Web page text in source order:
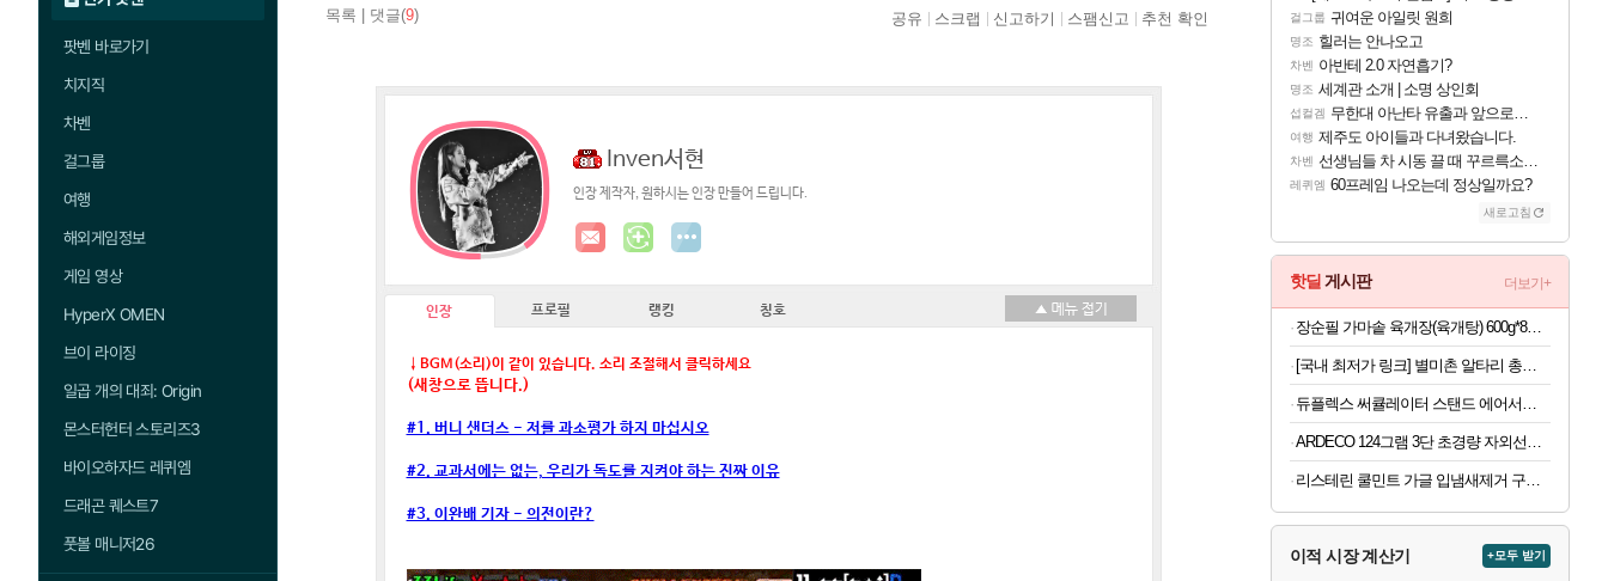
팟벤 바로가기
치지직
차벤
걸그룹
여행
해외게임정보
게임 영상
HyperX OMEN
브이 라이징
일곱 개의 대죄: Origin
몬스터헌터 스토리즈3
바이오하자드 레퀴엠
드래곤 퀘스트7
풋볼 매니저26
목록 댓글(9) 공유 스크랩 신고하기 스팸신고 추천 확인
Inven서현
인장 제작자, 원하시는 인장 만들어 드립니다.
인장 프로필 랭킹 칭호
↓BGM(소리)이 같이 있습니다. 소리 조절해서 클릭하세요
(새창으로 뜹니다.)
#1. 버니 샌더스 - 저를 과소평가 하지 마십시오
#2. 교과서에는 없는, 우리가 독도를 지켜야 하는 진짜 이유
#3. 이완배 기자 - 의전이란?
걸그룹 귀여운 아일릿 원희
명조 힐러는 안나오고
차벤 아반테 2.0 자연흡기?
명조 세계관 소개 | 소명 상인회
섭컬겜 무한대 아난타 유출과 앞으로의 예상 (루머)
여행 제주도 아이들과 다녀왔습니다.
차벤 선생님들 차 시동 끌 때 꾸르륵소리나는데
레퀴엠 60프레임 나오는데 정상일까요?
새로고침
핫딜 게시판 더보기+
장순필 가마솥 육개장(육개탕) 600g*8봉 외 상품
리스테린 쿨민트 가글 입냄새제거 구강청결제 1L, 3개
이적 시장 계산기 +모두 받기